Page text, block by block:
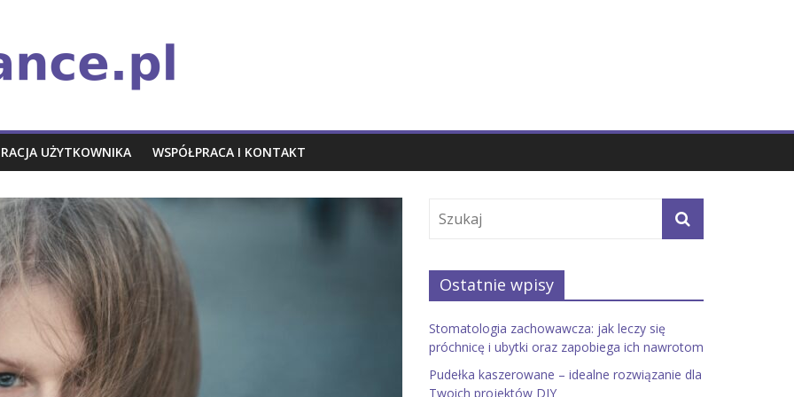
UŻYTKOWNIKA WSPÓŁPRACA I KONTAKT
Ostatnie wpisy
Stomatologia zachowawcza: jak leczy się
próchnicę i ubytki oraz zapobiega ich nawrotom
Pudełka kaszerowane – idealne rozwiązanie dla
Twoich projektów DIY